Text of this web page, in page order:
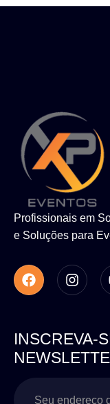
Profissionais em
e Soluções para
INSCREVA-